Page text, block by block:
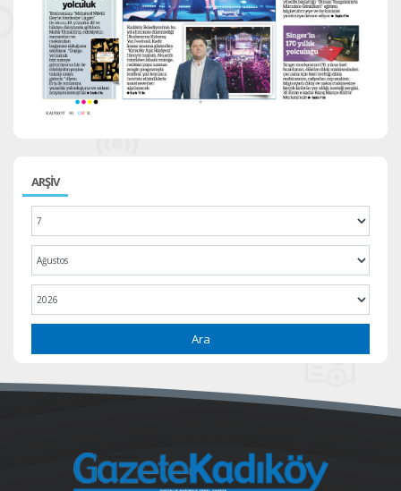
ARŞİV
Ara